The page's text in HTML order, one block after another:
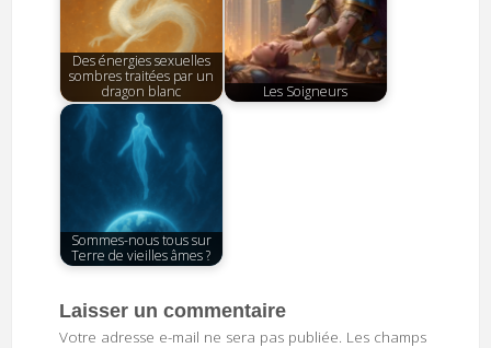
Des énergies sexuelles
sombres traitées par un
dragon blanc
Les Soigneurs
Sommes-nous tous sur
Terre de vieilles âmes ?
Laisser un commentaire
Votre adresse e-mail ne sera pas publiée. Les champs